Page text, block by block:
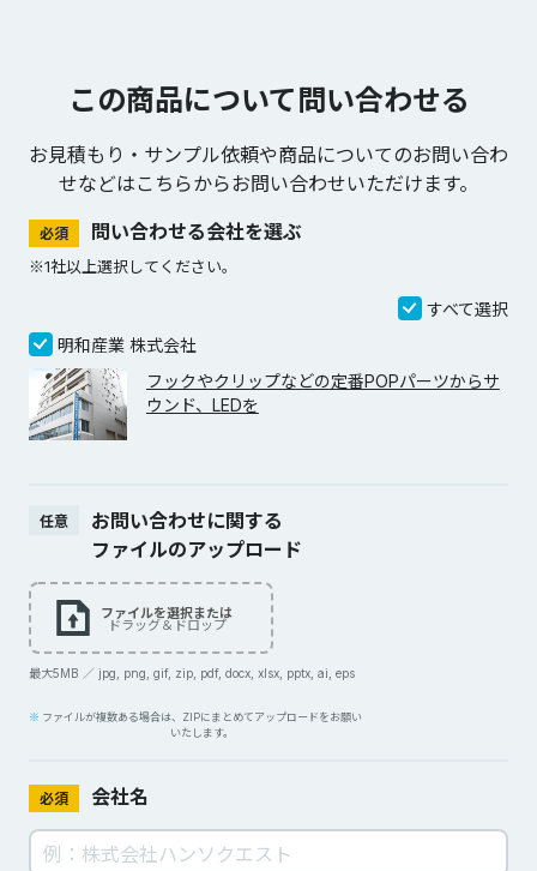
この商品について問い合わせる
お見積もり・サンプル依頼や商品についてのお問い合わ
せなどは こちらからお問い合わせいただけます。
必須 問い合わせる会社を選ぶ
※1社以上選択してください。
すべて選択
明和産業 株式会社
フックやクリップなどの定番POPパーツからサ
ウンド、LEDを
任意
お問い合わせに関する
ファイルのアップロード
ファイルを選択または
ドラッグ＆ドロップ
最大5MB ／ jpg, png, gif, zip, pdf, docx, xlsx, pptx, ai, eps
ファイルが複数ある場合は、ZIPにまとめてアップロードをお願い
いたします。
必須 会社名